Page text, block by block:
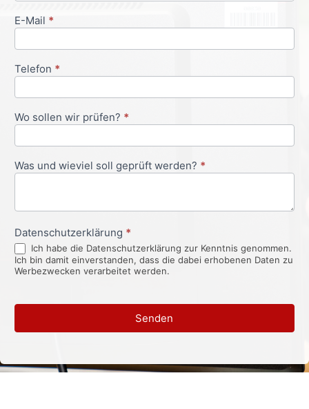
E-Mail *
Telefon *
Wo sollen wir prüfen? *
Was und wieviel soll geprüft werden? *
Datenschutzerklärung *
Ich habe die Datenschutzerklärung zur Kenntnis genommen.
Ich bin damit einverstanden, dass die dabei erhobenen Daten zu
Werbezwecken verarbeitet werden.
Senden